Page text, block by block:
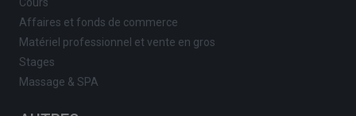
Affaires et fonds de commerce
Matériel professionnel et vente en gros
Stages
Massage & SPA